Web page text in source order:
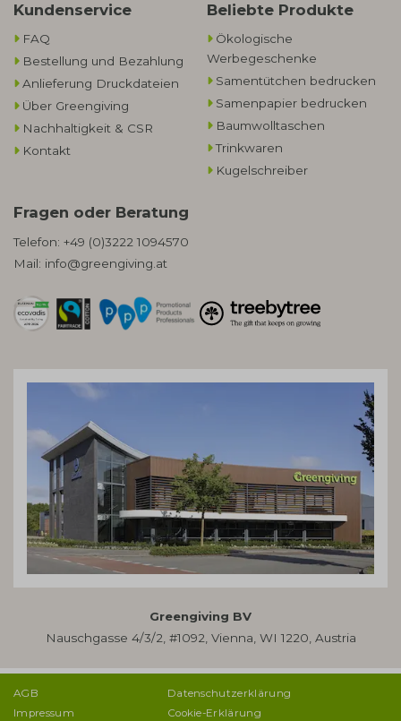
Kundenservice
FAQ
Bestellung und Bezahlung
Anlieferung Druckdateien
Über Greengiving
Nachhaltigkeit & CSR
Kontakt
Beliebte Produkte
Ökologische
Werbegeschenke​
Samentütchen bedrucken
Samenpapier bedrucken
Baumwolltaschen​
Trinkwaren
Kugelschreiber
Fragen oder Beratung
Telefon: +49 (0)3222 1094570
Mail: info@greengiving.at
Greengiving BV
Nauschgasse 4/3/2, #1092, Vienna, WI 1220, Austria
AGB
Impressum
Datenschutzerklärung
Cookie-Erklärung